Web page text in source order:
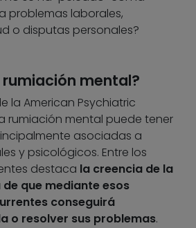
problemas laborales,
o disputas personales?
rumiación mental?
la American Psychiatric
rumiación mental puede tener
asociadas a
y psicológicos. Entre los
destaca la creencia de la
que mediante esos
conseguirá
o resolver sus problemas.